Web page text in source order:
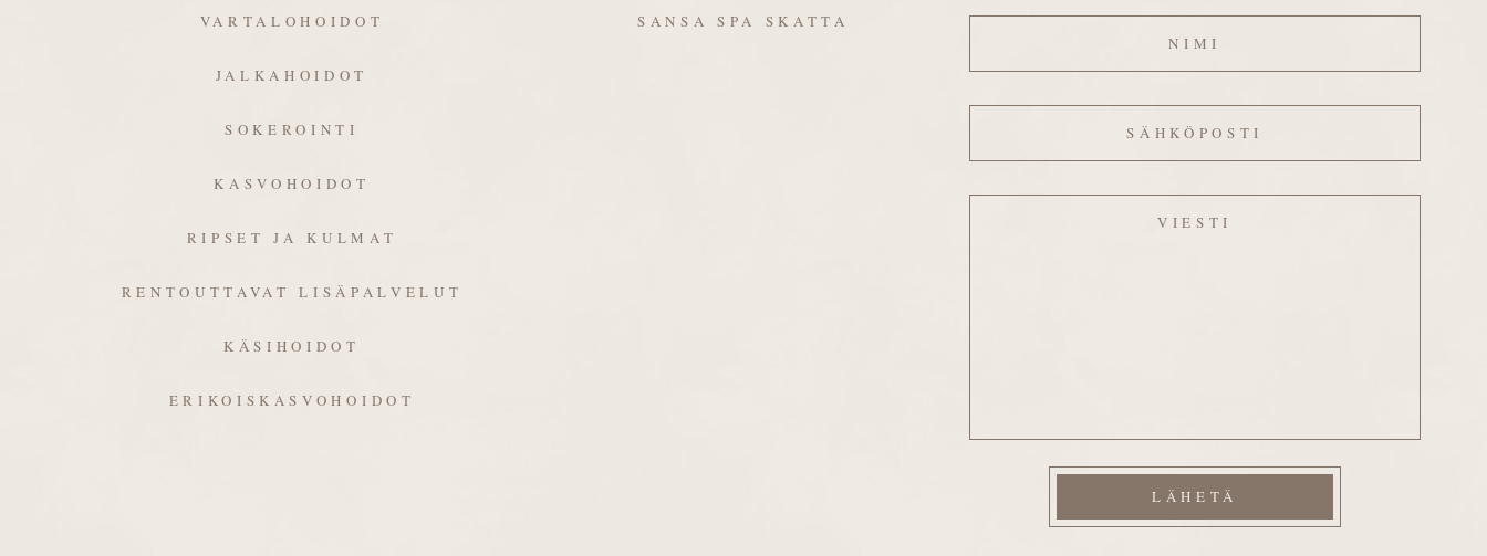
VARTALOHOIDOT
JALKAHOIDOT
SOKEROINTI
KASVOHOIDOT
RIPSET JA KULMAT
RENTOUTTAVAT LISÄPALVELUT
KÄSIHOIDOT
ERIKOISKASVOHOIDOT
SANSA SPA SKATTA Nimi
Sähköposti
Viesti